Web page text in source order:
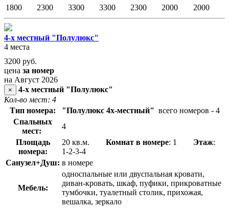
1800
2300 3300 3300 2300 2000 2000
4-х местный "Полулюкс"
4 места
3200 руб.
цена за номер
на Август 2026
×
4-х местный "Полулюкс"
Кол-во мест: 4
Тип номера:
"Полулюкс 4х-местный" всего номеров - 4
Спальных
мест:
4
Площадь
номера:
20 кв.м. Комнат в номере: 1 Этаж:
1-2-3-4
Санузел+Душ: в номере
Мебель:
односпальные или двуспальная кровати,
диван-кровать, шкаф, пуфики, прикроватные
тумбочки, туалетный столик, прихожая,
вешалка, зеркало